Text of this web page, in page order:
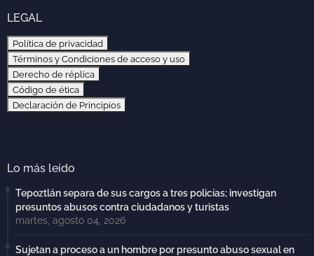
LEGAL
Política de privacidad
Términos y Condiciones de acceso y uso
Derecho de réplica
Código de ética
Declaración de Principios
Lo más leído
Tepoztlán separa de sus cargos a tres policías; investigan
presuntos abusos contra ciudadanos y turistas
martes, agosto 04, 2026
Sujetan a proceso a un hombre por presunto abuso sexual en